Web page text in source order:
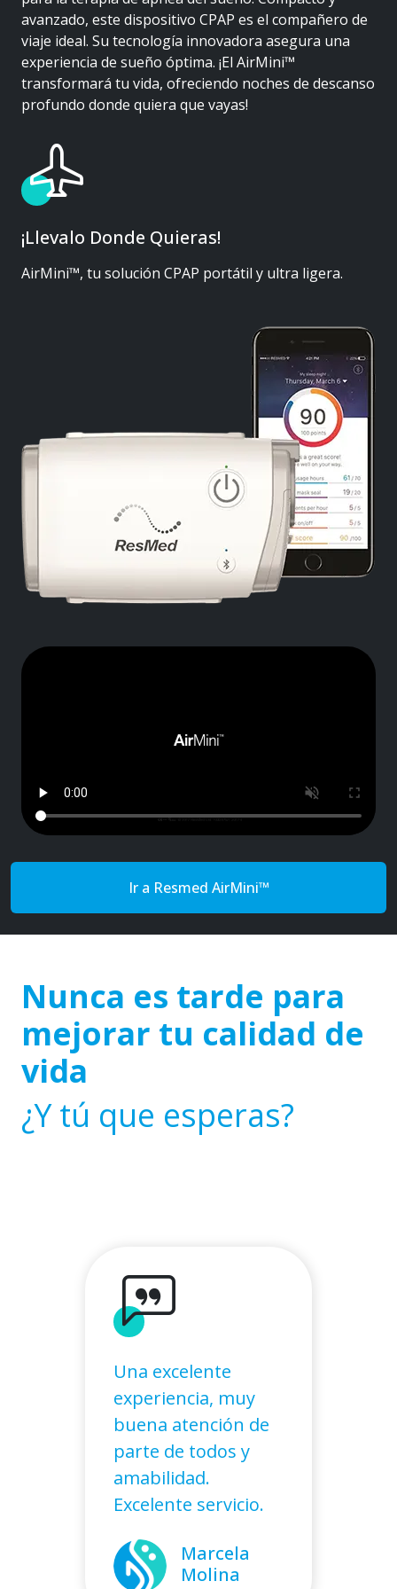
avanzado, este dispositivo CPAP es el compañero de
viaje ideal. Su tecnología innovadora asegura una
experiencia de sueño óptima. ¡El AirMini™
transformará tu vida, ofreciendo noches de descanso
profundo donde quiera que vayas!
¡Llevalo Donde Quieras!
AirMini™, tu solución CPAP portátil y ultra ligera.
Ir a Resmed AirMini™
Nunca es tarde para
mejorar tu calidad de
vida
¿Y tú que esperas?
Una excelente
experiencia, muy
buena atención de
parte de todos y
amabilidad.
Excelente servicio.
Marcela
Molina